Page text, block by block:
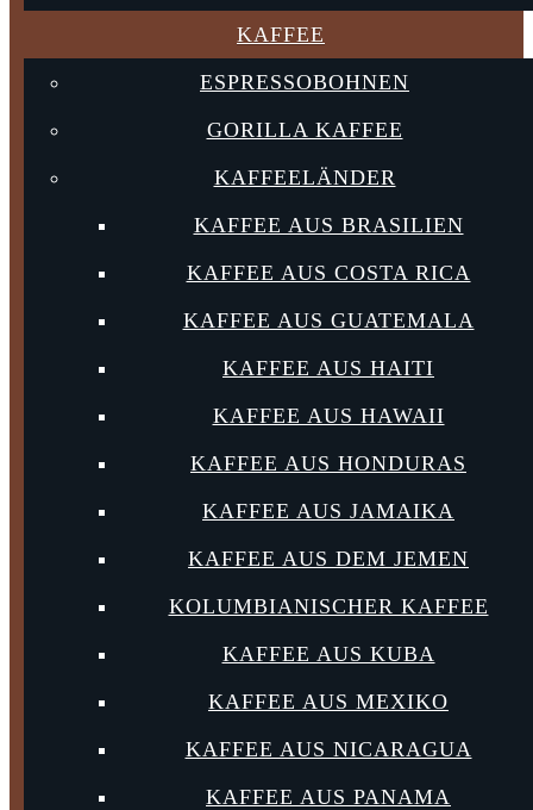
KAFFEE
ESPRESSOBOHNEN
GORILLA KAFFEE
KAFFEELÄNDER
KAFFEE AUS BRASILIEN
KAFFEE AUS COSTA RICA
KAFFEE AUS GUATEMALA
KAFFEE AUS HAITI
KAFFEE AUS HAWAII
KAFFEE AUS HONDURAS
KAFFEE AUS JAMAIKA
KAFFEE AUS DEM JEMEN
KOLUMBIANISCHER KAFFEE
KAFFEE AUS KUBA
KAFFEE AUS MEXIKO
KAFFEE AUS NICARAGUA
KAFFEE AUS PANAMA